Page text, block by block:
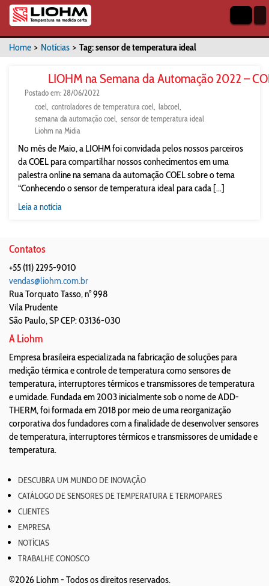
Home > Notícias > Tag: sensor de temperatura ideal
LIOHM na Semana da Automação 2022 –
Postado em: 28/06/2022
coel controladores de temperatura coel labcoel
semana da automação coel sensor de temperatura ideal
Liohm na Midia
No mês de Maio, a LIOHM foi convidada pelos nossos parceiros
da COEL para compartilhar nossos conhecimentos em uma
palestra online na semana da automação COEL sobre o tema
“Conhecendo o sensor de temperatura ideal para cada [...]
Leia a notícia
Contatos
+55 (11) 2295-9010
vendas@liohm.com.br
Rua Torquato Tasso, n° 998
Vila Prudente
São Paulo,SPCEP: 03136-030
A Liohm
Empresa brasileira especializada na fabricação de soluções para
medição térmica e controle de temperatura como sensores de
temperatura, interruptores térmicos e transmissores de temperatura
e umidade. Fundada em 2003 inicialmente sob o nome de ADD-
THERM, foi formada em 2018 por meio de uma reorganização
corporativa dos fundadores com a finalidade de desenvolver sensores
de temperatura, interruptores térmicos e transmissores de umidade e
temperatura.
DESCUBRA UM MUNDO DE INOVAÇÃO
CATÁLOGO DE SENSORES DE TEMPERATURA E TERMOPARES
CLIENTES
EMPRESA
NOTÍCIAS
TRABALHE CONOSCO
©2026 Liohm - Todos os direitos reservados.